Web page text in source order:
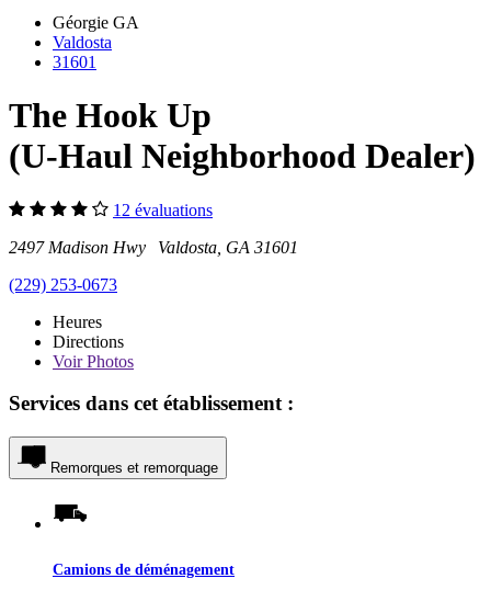
Géorgie GA
Valdosta
31601
The Hook Up
(U-Haul Neighborhood Dealer)
12 évaluations
2497 Madison Hwy Valdosta, GA 31601
(229) 253-0673
Heures
Directions
VoirPhotos
Services dans cet établissement :
Remorques et remorquage
Camions de déménagement